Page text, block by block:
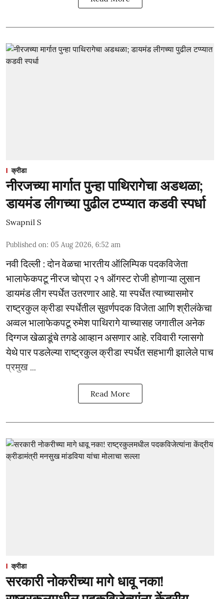
क्रीडा
नीरजच्या मार्गात पुन्हा पाथिरागेचा अडथळा;
डायमंड लीगच्या पुढील टप्प्यात कडवी स्पर्धा
Swapnil S
Published on: 05 Aug 2026, 6:52 am
नवी दिल्ली : दोन वेळचा भारतीय ऑलिम्पिक पदकविजेता
भालाफेकपटू नीरज चोप्रा २१ ऑगस्ट रोजी होणाऱ्या लुसान
डायमंड लीग स्पर्धेत उतरणार आहे. या स्पर्धेत त्याच्यासमोर
राष्ट्रकुल क्रीडा स्पर्धेतील सुवर्णपदक विजेता आणि श्रीलंकेचा
अव्वल भालाफेकपटू रुमेश पाथिरागे याच्यासह जगातील अनेक
दिग्गज खेळाडूंचे तगडे आव्हान असणार आहे. रविवारी ग्लासगो
येथे पार पडलेल्या राष्ट्रकुल क्रीडा स्पर्धेत सहभागी झालेले पाच
प्रमुख ...
Read More
क्रीडा
सरकारी नोकरीच्या मागे धावू नका!